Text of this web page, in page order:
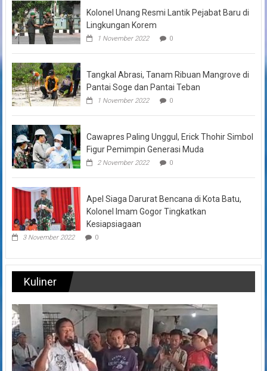
Kolonel Unang Resmi Lantik Pejabat Baru di
Lingkungan Korem
1 November 2022 0
Tangkal Abrasi, Tanam Ribuan Mangrove di
Pantai Soge dan Pantai Teban
1 November 2022 0
Cawapres Paling Unggul, Erick Thohir Simbol
Figur Pemimpin Generasi Muda
2 November 2022 0
Apel Siaga Darurat Bencana di Kota Batu,
Kolonel Imam Gogor Tingkatkan
Kesiapsiagaan
3 November 2022 0
Kuliner